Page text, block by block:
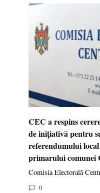
CEC a respins
de inițiativă pentru
referendumului
primarului comunei
Comisia Electorală
0